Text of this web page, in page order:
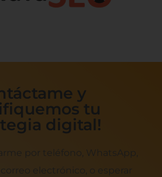
y
tu
digital!
por teléfono, WhatsApp,
electrónico, o esperar